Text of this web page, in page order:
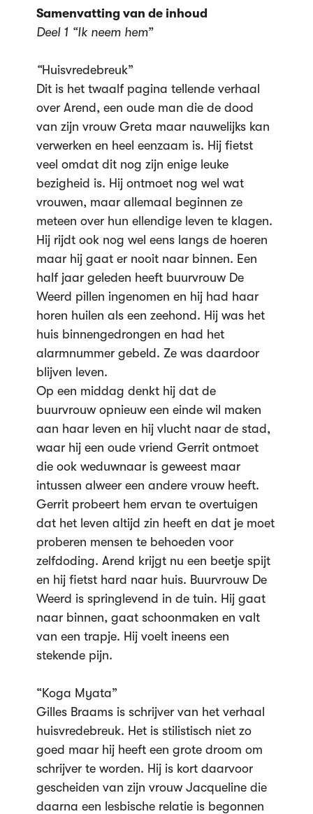
Samenvatting van de inhoud
Deel 1 “Ik neem hem”
“Huisvredebreuk”
Dit is het twaalf pagina tellende verhaal
over Arend, een oude man die de dood
van zijn vrouw Greta maar nauwelijks kan
verwerken en heel eenzaam is. Hij fietst
veel omdat dit nog zijn enige leuke
bezigheid is. Hij ontmoet nog wel wat
vrouwen, maar allemaal beginnen ze
meteen over hun ellendige leven te klagen.
Hij rijdt ook nog wel eens langs de hoeren
maar hij gaat er nooit naar binnen. Een
half jaar geleden heeft buurvrouw De
Weerd pillen ingenomen en hij had haar
horen huilen als een zeehond. Hij was het
huis binnengedrongen en had het
alarmnummer gebeld. Ze was daardoor
blijven leven.
Op een middag denkt hij dat de
buurvrouw opnieuw een einde wil maken
aan haar leven en hij vlucht naar de stad,
waar hij een oude vriend Gerrit ontmoet
die ook weduwnaar is geweest maar
intussen alweer een andere vrouw heeft.
Gerrit probeert hem ervan te overtuigen
dat het leven altijd zin heeft en dat je moet
proberen mensen te behoeden voor
zelfdoding. Arend krijgt nu een beetje spijt
en hij fietst hard naar huis. Buurvrouw De
Weerd is springlevend in de tuin. Hij gaat
naar binnen, gaat schoonmaken en valt
van een trapje. Hij voelt ineens een
stekende pijn.
“Koga Myata”
Gilles Braams is schrijver van het verhaal
huisvredebreuk. Het is stilistisch niet zo
goed maar hij heeft een grote droom om
schrijver te worden. Hij is kort daarvoor
gescheiden van zijn vrouw Jacqueline die
daarna een lesbische relatie is begonnen